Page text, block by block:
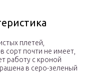
плетей,
сорт почти не имеет,
работу с кроной
в серо-зеленый